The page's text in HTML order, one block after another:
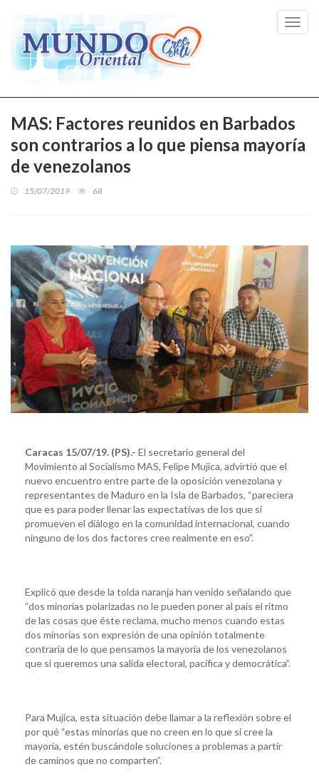
MAS: Factores reunidos en Barbados
son contrarios a lo que piensa mayoría
de venezolanos
15/07/2019 68
Caracas 15/07/19. (PS).- El secretario general del
Movimiento al Socialismo MAS, Felipe Mujica, advirtió que el
nuevo encuentro entre parte de la oposición venezolana y
representantes de Maduro en la Isla de Barbados, “pareciera
que es para poder llenar las expectativas de los que si
promueven el diálogo en la comunidad internacional, cuando
ninguno de los dos factores cree realmente en eso”.
Explicó que desde la tolda naranja han venido señalando que
“dos minorías polarizadas no le pueden poner al país el ritmo
de las cosas que éste reclama, mucho menos cuando estas
dos minorías son expresión de una opinión totalmente
contraria de lo que pensamos la mayoría de los venezolanos
que si queremos una salida electoral, pacífica y democrática”.
Para Mujica, esta situación debe llamar a la reflexión sobre el
por qué “estas minorías que no creen en lo que si cree la
mayoría, estén buscándole soluciones a problemas a partir
de caminos que no comparten”.